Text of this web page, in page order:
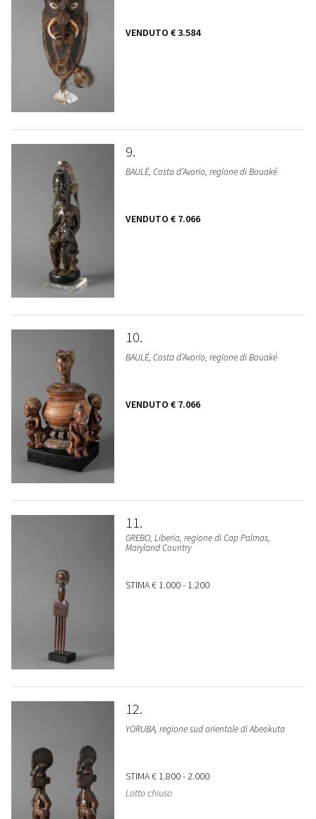
VENDUTO € 3.584
9
BAULÉ, Costa d’Avorio, regione di Bouaké
VENDUTO € 7.066
10
BAULÉ, Costa d’Avorio, regione di Bouaké
VENDUTO € 7.066
11
GREBO, Liberia, regione di Cap Palmas,
Maryland Country
STIMA€ 1.000 - 1.200
12
YORUBA, regione sud orientale di Abeokuta
STIMA€ 1.800 - 2.000
Lotto chiuso